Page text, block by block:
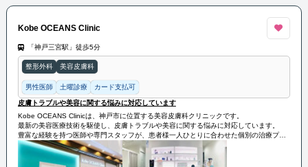
Kobe OCEANS Clinic
「神戸三宮駅」徒歩5分
整形外科 美容皮膚科
男性医師 土曜診療 カード支払可
皮膚トラブルや美容に関する悩みに対応しています
Kobe OCEANS Clinicは、神戸市に位置する美容皮膚科クリニックです。
最新の美容医療技術を駆使し、皮膚トラブルや美容に関する悩みに対応しています。
豊富な経験を持つ医師や専門スタッフが、患者様一人ひとりに合わせた個別の治療プラ
ンを提案し、安全かつ効果的な治療を行っています。
患者様の美しさと健康を追求することを使命とし、温かい雰囲気の中で患者の満足度を
高める努力を重ねています。